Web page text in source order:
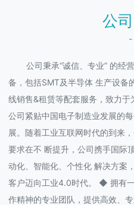
公
-
公司秉承“诚信、专业” 的经
备，包括SMT及半导体 生产设备
线销售&租赁等配套服务，致力于
公司紧贴中国电子制造业发展的
展。随着工业互联网时代的到来
要求在不 断提升，公司携手国际
动化、智能化、个性化 解决方案
客户迈向工业4.0时代。 ◆ 拥有
作精神的专业团队，提供高效、